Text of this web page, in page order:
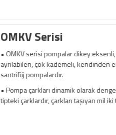
OMKV Serisi
• OMKV serisi pompalar dikey
ayrılabilen, çok kademeli, kendinden
santrifüj pompalardır.
• Pompa çarkları dinamik olarak
tipteki çarklardır, çarkları taşıyan mil